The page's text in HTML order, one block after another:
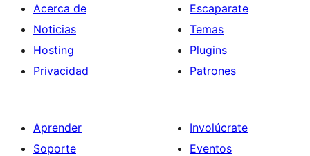
Acerca de
Noticias
Hosting
Privacidad
Escaparate
Temas
Plugins
Patrones
Aprender
Soporte
Involúcrate
Eventos